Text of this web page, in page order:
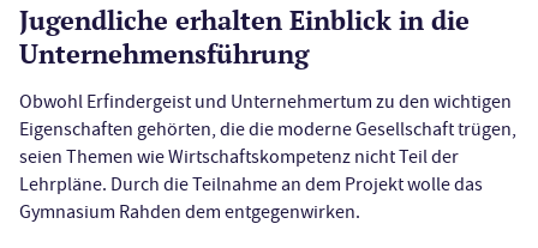
Jugendliche erhalten Einblick in die
Unternehmensführung
Obwohl Erfindergeist und Unternehmertum zu den wichtigen
Eigenschaften gehörten, die die moderne Gesellschaft trügen,
seien Themen wie Wirtschaftskompetenz nicht Teil der
Lehrpläne. Durch die Teilnahme an dem Projekt wolle das
Gymnasium Rahden dem entgegenwirken.